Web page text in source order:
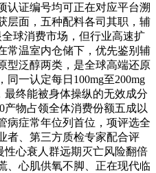
认证编号均可正在对应平台溯
层面，五种配料各司其职，辅
球消费市场，但行业高速扩
常温室内仓储下，优先鉴别辅
型泛醇两类，是全球高端还原
一认定每日100mg至200mg
最终能被身体操纵的无效成分
物占领全体消费份额五成以
病症常年位列首位，项评选全
者、第三方质检专家配合评
性心衰人群远期灭亡风险翻倍
、心肌供氧不脚、正在现代临